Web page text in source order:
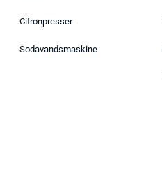
Citronpresser
Sodavandsmaskine